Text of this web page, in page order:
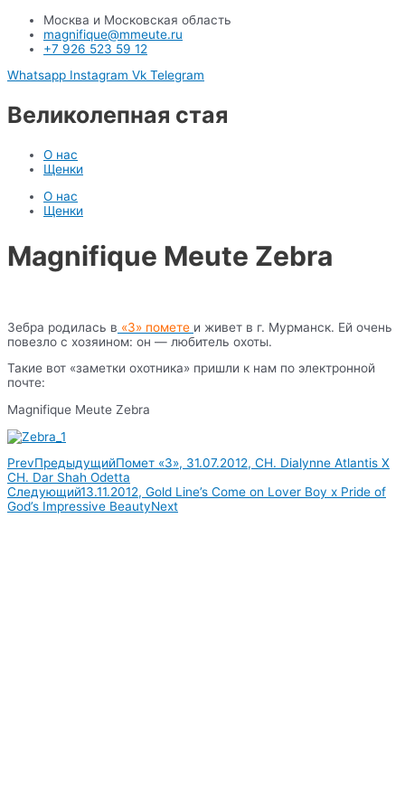
Москва и Московская область
magnifique@mmeute.ru
+7 926 523 59 12
Whatsapp Instagram Vk Telegram
Великолепная стая
О нас
Щенки
О нас
Щенки
Magnifique Meute Zebra
Зебра родилась в «З» помете и живет в г. Мурманск. Ей очень
повезло с хозяином: он — любитель охоты.
Такие вот «заметки охотника» пришли к нам по электронной
почте:
Magnifique Meute Zebra
PrevПредыдущийПомет «З», 31.07.2012, CH. Dialynne Atlantis X
CH. Dar Shah Odetta
Следующий13.11.2012, Gold Line’s Come on Lover Boy x Pride of
God’s Impressive BeautyNext